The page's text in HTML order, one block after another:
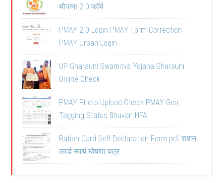
योजना 2.0 फॉर्म
PMAY 2.0 Login PMAY Form Correction
PMAY Urban Login
UP Gharauni Swamitva Yojana Gharauni
Online Check
PMAY Photo Upload Check PMAY Geo
Tagging Status Bhuvan HFA
Ration Card Self Declaration Form pdf राशन
कार्ड स्वयं घोषणा पत्र